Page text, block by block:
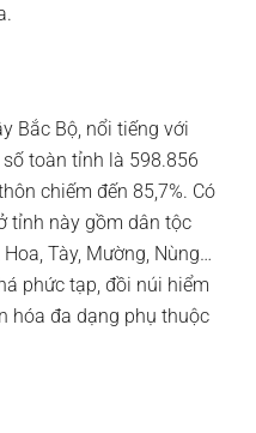
Bắc Bộ, nổi tiếng với
toàn tỉnh là 598.856
chiếm đến 85,7%. Có
tỉnh này gồm dân tộc
Tày, Mường, Nùng…
phức tạp, đồi núi hiểm
hóa đa dạng phụ thuộc